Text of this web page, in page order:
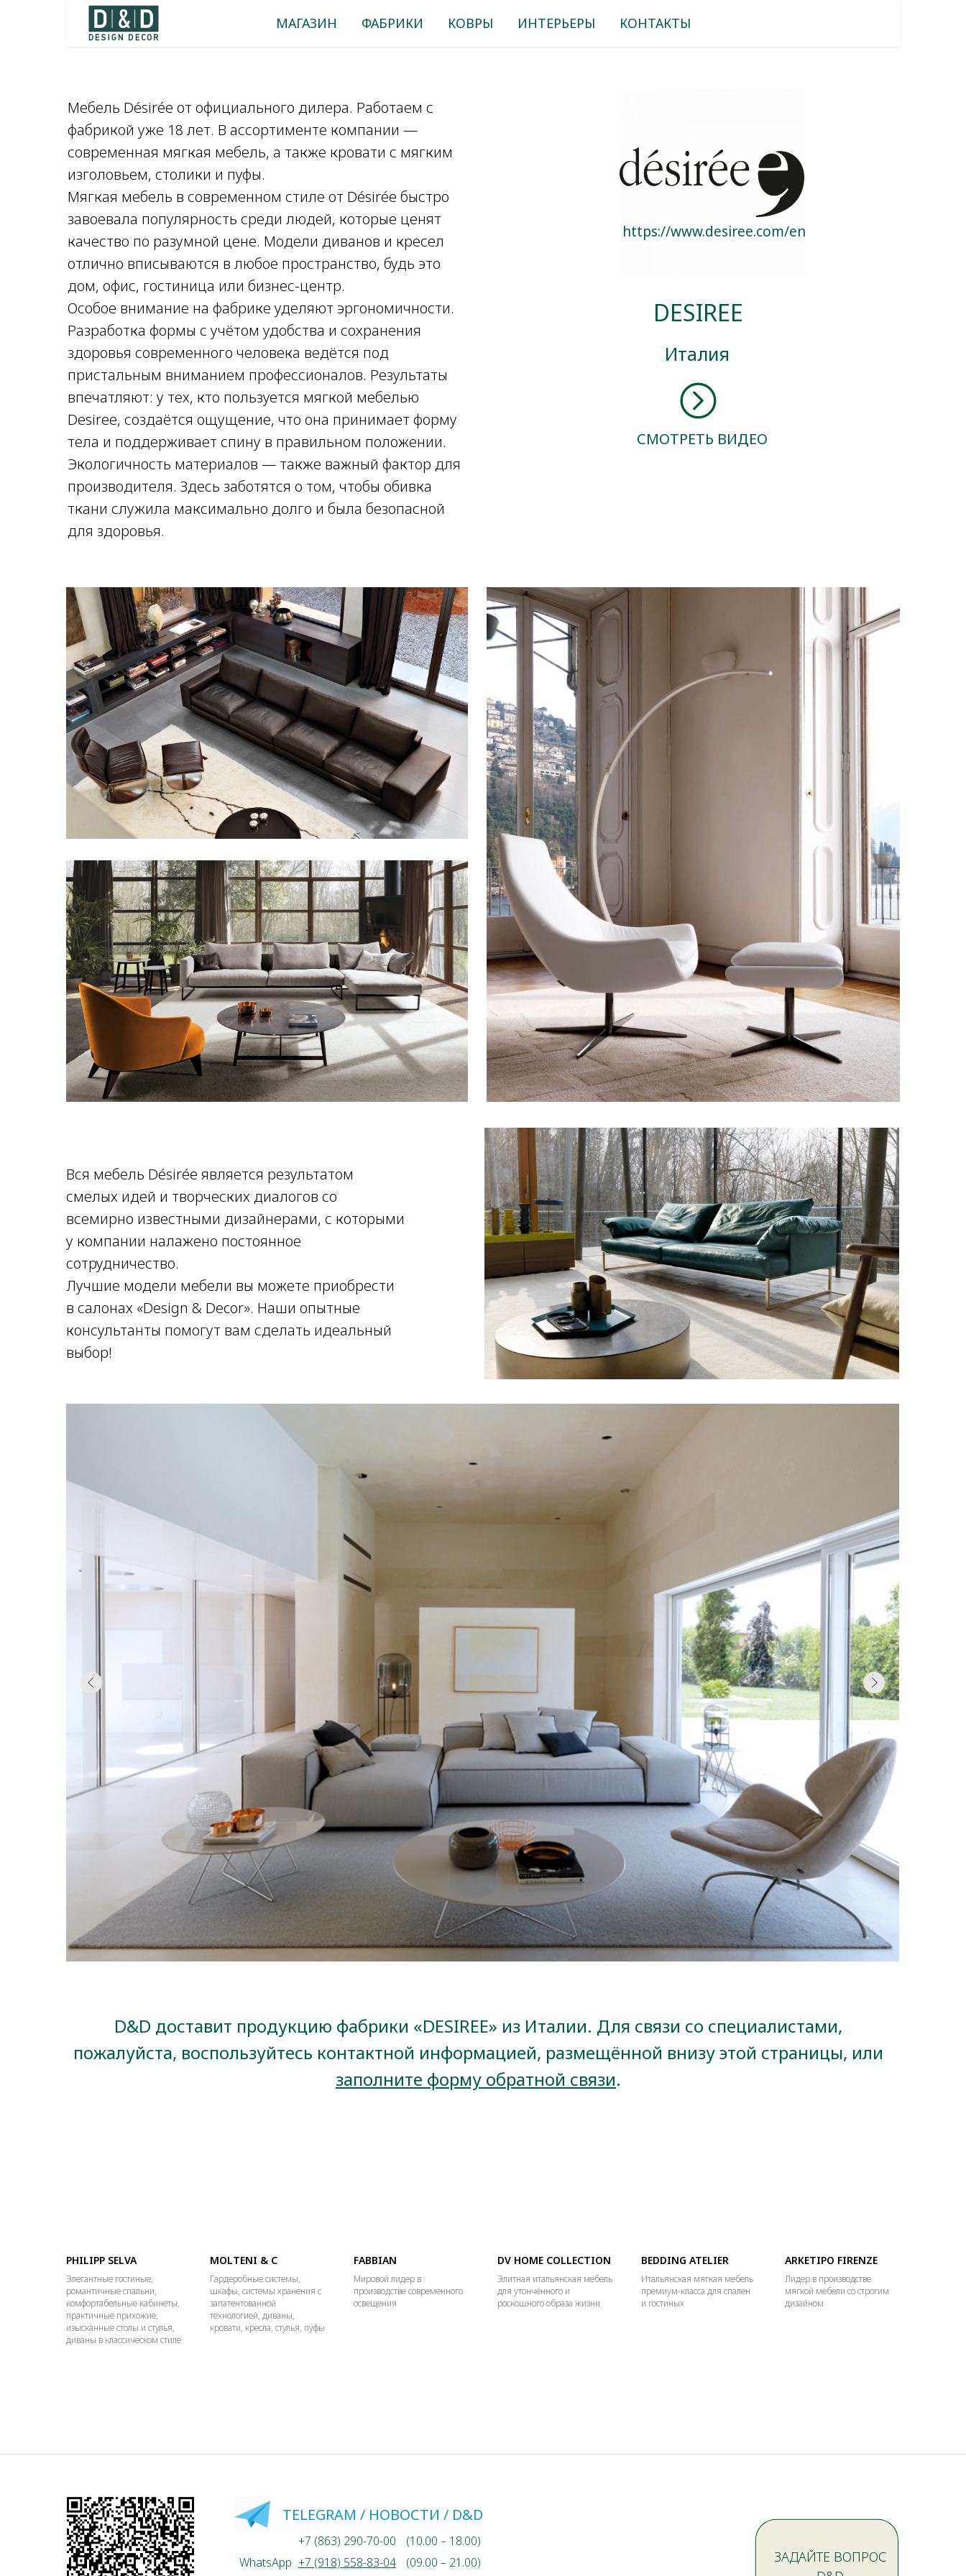
МАГАЗИН ФАБРИКИ КОВРЫ ИНТЕРЬЕРЫ КОНТАКТЫ
Италия
https://www.desiree.com/en
Мебель Désirée от официального дилера. Работаем с
фабрикой уже 18 лет. В ассортименте компании —
современная мягкая мебель, а также кровати с мягким
изголовьем, столики и пуфы.
Мягкая мебель в современном стиле от Désirée быстро
завоевала популярность среди людей, которые ценят
качество по разумной цене. Модели диванов и кресел
отлично вписываются в любое пространство, будь это
дом, офис, гостиница или бизнес-центр.
Особое внимание на фабрике уделяют эргономичности.
Разработка формы с учётом удобства и сохранения
здоровья современного человека ведётся под
пристальным вниманием профессионалов. Результаты
впечатляют: у тех, кто пользуется мягкой мебелью
Desiree, создаётся ощущение, что она принимает форму
тела и поддерживает спину в правильном положении.
Экологичность материалов — также важный фактор для
производителя. Здесь заботятся о том, чтобы обивка
ткани служила максимально долго и была безопасной
для здоровья.
СМОТРЕТЬ ВИДЕО
DESIREE
Продукция итальянской фабрики «Desiree» в салоне «D&D»
Вся мебель Désirée является результатом
смелых идей и творческих диалогов со
всемирно известными дизайнерами, с которыми
у компании налажено постоянное
сотрудничество.
Лучшие модели мебели вы можете приобрести
в салонах «Design & Decor». Наши опытные
консультанты помогут вам сделать идеальный
выбор!
D&D доставит продукцию фабрики «DESIREE» из Италии. Для связи со специалистами,
пожалуйста, воспользуйтесь контактной информацией, размещённой внизу этой страницы, или
заполните форму обратной связи.
PHILIPP SELVA
Элегантные гостиные,
романтичные спальни,
комфортабельные кабинеты,
практичные прихожие,
изысканные столы и стулья,
диваны в классическом стиле
MOLTENI & C
Гардеробные системы,
шкафы, системы хранения с
запатентованной
технологией, диваны,
кровати, кресла, стулья, пуфы
FABBIAN
Мировой лидер в
производстве современного
освещения
DV HOME COLLECTION
Элитная итальянская мебель
для утончённого и
роскошного образа жизни
BEDDING ATELIER
Итальянская мягкая мебель
премиум-класса для спален
и гостиных
ARKETIPO FIRENZE
Лидер в производстве
мягкой мебели со строгим
дизайном
+7 (863) 290-70-00
(10.00 – 18.00)
+7 (918) 558-83-04
(09.00 – 21.00)
WhatsApp
ЗАДАЙТЕ ВОПРОС
TELEGRAM / НОВОСТИ / D&D